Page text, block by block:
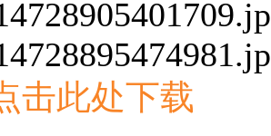
击此处下载